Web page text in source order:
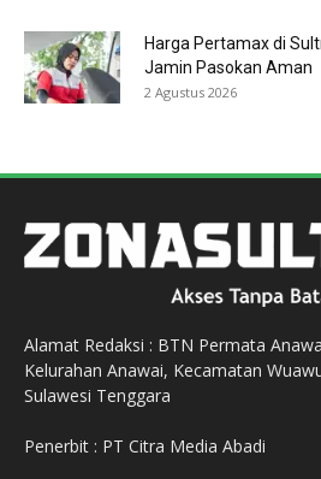
Harga Pertamax di
Jamin Pasokan Aman
2 Agustus 2026
Alamat Redaksi : BTN Permata
Kelurahan Anawai, Kecamatan
Sulawesi Tenggara
Penerbit : PT Citra Media Abadi